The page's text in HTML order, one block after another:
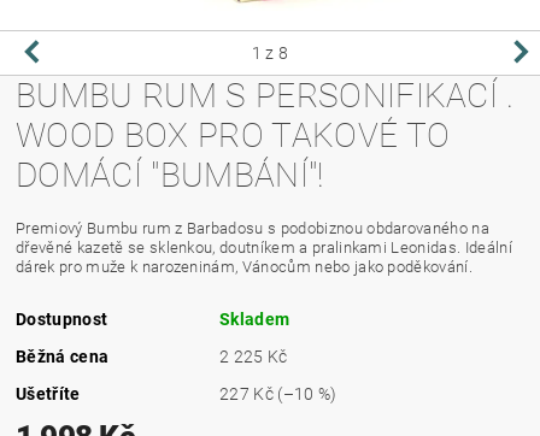
1 z 8
BUMBU RUM S PERSONIFIKACÍ .
WOOD BOX PRO TAKOVÉ TO
DOMÁCÍ "BUMBÁNÍ"!
Premiový Bumbu rum z Barbadosu s podobiznou obdarovaného na
dřevěné kazetě se sklenkou, doutníkem a pralinkami Leonidas. Ideální
dárek pro muže k narozeninám, Vánocům nebo jako poděkování.
Dostupnost
Skladem
Běžná cena
2 225 Kč
Ušetříte
227 Kč (–10 %)